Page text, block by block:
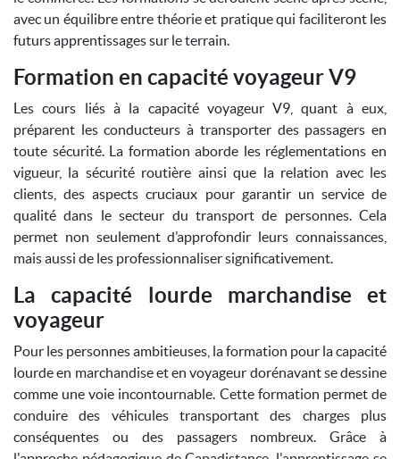
avec un équilibre entre théorie et pratique qui faciliteront les
futurs apprentissages sur le terrain.
Formation en capacité voyageur V9
Les cours liés à la capacité voyageur V9, quant à eux,
préparent les conducteurs à transporter des passagers en
toute sécurité. La formation aborde les réglementations en
vigueur, la sécurité routière ainsi que la relation avec les
clients, des aspects cruciaux pour garantir un service de
qualité dans le secteur du transport de personnes. Cela
permet non seulement d’approfondir leurs connaissances,
mais aussi de les professionnaliser significativement.
La capacité lourde marchandise et
voyageur
Pour les personnes ambitieuses, la formation pour la capacité
lourde en marchandise et en voyageur dorénavant se dessine
comme une voie incontournable. Cette formation permet de
conduire des véhicules transportant des charges plus
conséquentes ou des passagers nombreux. Grâce à